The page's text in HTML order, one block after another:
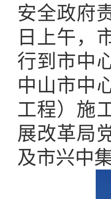
安全政府
日上午，
行到市中
中山市中
工程）施
展改革局
及市兴中